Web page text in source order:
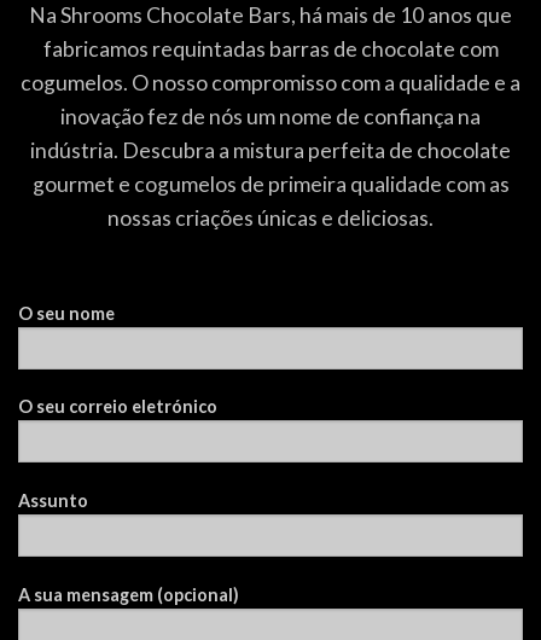
Na Shrooms Chocolate Bars, há mais de 10 anos que
fabricamos requintadas barras de chocolate com
cogumelos. O nosso compromisso com a qualidade e a
inovação fez de nós um nome de confiança na
indústria. Descubra a mistura perfeita de chocolate
gourmet e cogumelos de primeira qualidade com as
nossas criações únicas e deliciosas.
O seu nome
O seu correio eletrónico
Assunto
A sua mensagem (opcional)